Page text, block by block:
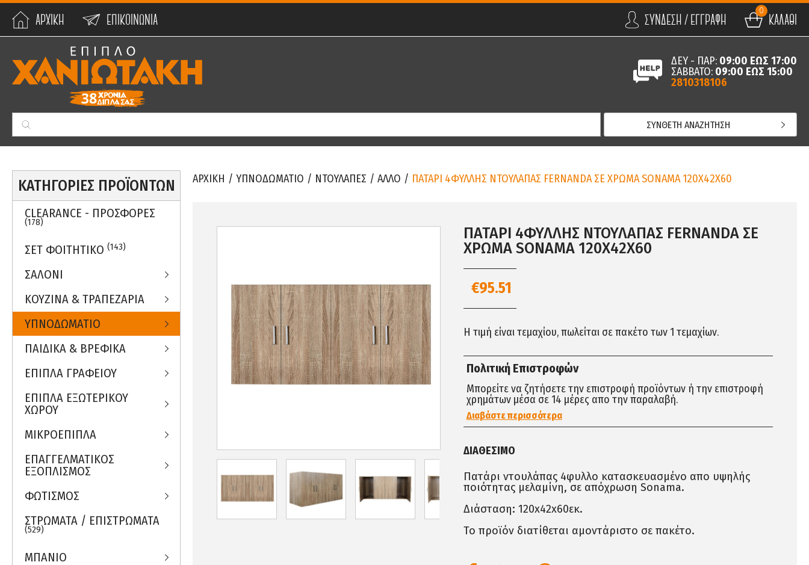
ΑΡΧΙΚΗ ΕΠΙΚΟΙΝΩΝΙΑ ΣΥΝΔΕΣΗ / ΕΓΓΡΑΦΗ ΚΑΛΑΘΙ
0
ΔΕΥ - ΠΑΡ: 09:00 ΕΩΣ 17:00
ΣΑΒΒΑΤΟ: 09:00 ΕΩΣ 15:00
2810318106
ΣΥΝΘΕΤΗ ΑΝΑΖΗΤΗΣΗ
ΚΑΤΗΓΟΡΙΕΣ ΠΡΟΪΟΝΤΩΝ
CLEARANCE - ΠΡΟΣΦΟΡΕΣ
(178)
ΣΕΤ ΦΟΙΤΗΤΙΚΟ (143)
ΣΑΛΟΝΙ
ΚΟΥΖΙΝΑ & ΤΡΑΠΕΖΑΡΙΑ
ΥΠΝΟΔΩΜΑΤΙΟ
ΠΑΙΔΙΚΑ & ΒΡΕΦΙΚΑ
ΕΠΙΠΛΑ ΓΡΑΦΕΙΟΥ
ΕΠΙΠΛΑ ΕΞΩΤΕΡΙΚΟΥ
ΧΩΡΟΥ
ΜΙΚΡΟΕΠΙΠΛΑ
ΕΠΑΓΓΕΛΜΑΤΙΚΟΣ
ΕΞΟΠΛΙΣΜΟΣ
ΦΩΤΙΣΜΟΣ
ΣΤΡΩΜΑΤΑ / ΕΠΙΣΤΡΩΜΑΤΑ
(529)
ΜΠΑΝΙΟ
ΑΡΧΙΚΗ / ΥΠΝΟΔΩΜΑΤΙΟ / ΝΤΟΥΛΑΠΕΣ / ΑΛΛΟ / ΠΑΤΑΡΙ 4ΦΥΛΛΗΣ ΝΤΟΥΛΑΠΑΣ FERNANDA ΣΕ ΧΡΩΜΑ SONAMA 120Χ42Χ60
ΠΑΤΑΡΙ 4ΦΥΛΛΗΣ ΝΤΟΥΛΑΠΑΣ FERNANDA ΣΕ
ΧΡΩΜΑ SONAMA 120Χ42Χ60
€95.51
Η τιμή είναι τεμαχίου, πωλείται σε πακέτο των 1 τεμαχίων.
Πολιτική Επιστροφών
Μπορείτε να ζητήσετε την επιστροφή προϊόντων ή την επιστροφή
χρημάτων μέσα σε 14 μέρες απο την παραλαβή.
Διαβάστε περισσότερα
ΔΙΑΘΈΣΙΜΟ
Πατάρι ντουλάπας 4φυλλο κατασκευασμένο απο υψηλής
ποιότητας μελαμίνη, σε απόχρωση Sonama.
Διάσταση: 120x42x60εκ.
Το προϊόν διατίθεται αμοντάριστο σε πακέτο.